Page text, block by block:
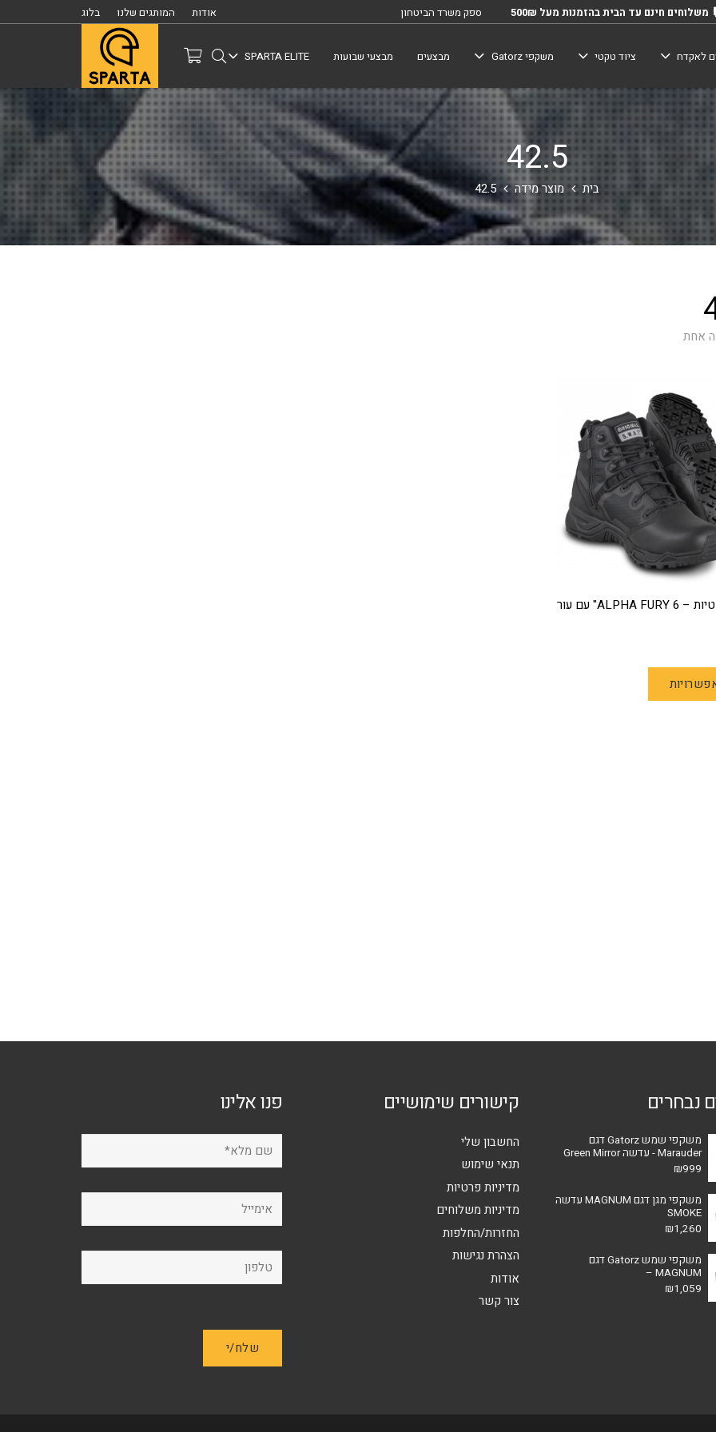
משלוחים חינם עד הבית בהזמנות מעל 500₪ ספק משרד הביטחון אודות המותגים שלנו בלוג
לאקדח ציוד טקטי משקפי Gatorz מבצעים מבצעי שבועות SPARTA ELITE
42.5
בית מוצר מידה 42.5
אחת
נעליים טקטיות – ALPHA FURY 6" עם עור
נבחרים
משקפי שמש Gatorz דגם
Marauder - עדשה Green Mirror
₪999
משקפי מגן דגם MAGNUM עדשה
SMOKE
₪1,260
משקפי שמש Gatorz דגם
MAGNUM –
₪1,059
קישורים שימושיים
החשבון שלי
תנאי שימוש
מדיניות פרטיות
מדיניות משלוחים
החזרות/החלפות
הצהרת נגישות
אודות
צור קשר
פנו אלינו